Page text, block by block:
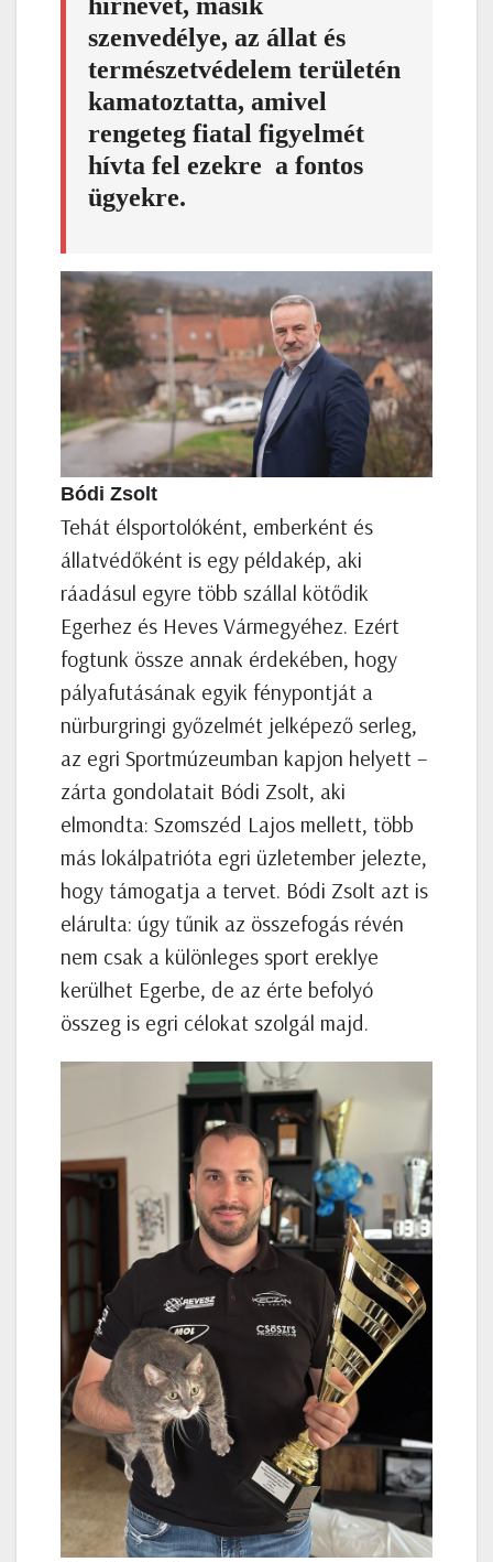
szenvedélye, az állat és
természetvédelem területén
kamatoztatta, amivel
rengeteg fiatal figyelmét
hívta fel ezekre a fontos
ügyekre.
Bódi Zsolt
Tehát élsportolóként, emberként és
állatvédőként is egy példakép, aki
ráadásul egyre több szállal kötődik
Egerhez és Heves Vármegyéhez. Ezért
fogtunk össze annak érdekében, hogy
pályafutásának egyik fénypontját a
nürburgringi győzelmét jelképező serleg,
az egri Sportmúzeumban kapjon helyett –
zárta gondolatait Bódi Zsolt, aki
elmondta: Szomszéd Lajos mellett, több
más lokálpatrióta egri üzletember jelezte,
hogy támogatja a tervet. Bódi Zsolt azt is
elárulta: úgy tűnik az összefogás révén
nem csak a különleges sport ereklye
kerülhet Egerbe, de az érte befolyó
összeg is egri célokat szolgál majd.